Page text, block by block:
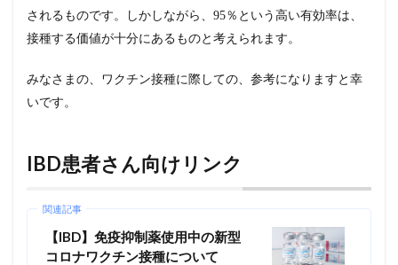
されるものです。しかしながら、95％という高い有効率は、
接種する価値が十分にあるものと考えられます。
みなさまの、ワクチン接種に際しての、参考になりますと幸
いです。
IBD患者さん向けリンク
関連記事
【IBD】免疫抑制薬使用中の新型
コロナワクチン接種について